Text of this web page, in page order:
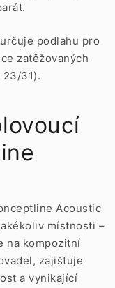
podlahu pro
zatěžovaných
31).
Acoustic
místnosti –
na kompozitní
zajišťuje
a vynikající